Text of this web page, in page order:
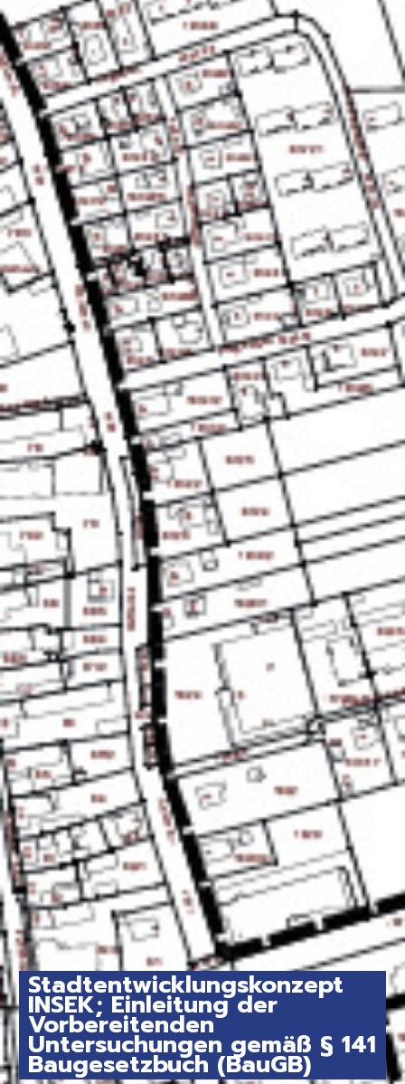
Stadtentwicklungskonzept
INSEK; Einleitung der
Vorbereitenden
Untersuchungen gemäß § 141
Baugesetzbuch (BauGB)